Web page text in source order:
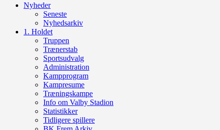
Nyheder
Seneste
Nyhedsarkiv
1. Holdet
Truppen
Trænerstab
Sportsudvalg
Administration
Kampprogram
Kampresume
Træningskampe
Info om Valby Stadion
Statistikker
Tidligere spillere